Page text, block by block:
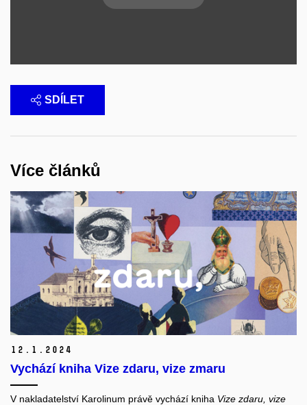
SDÍLET
Více článků
12. 1. 2024
Vychází kniha Vize zdaru, vize zmaru
V nakladatelství Karolinum právě vychází kniha Vize zdaru, vize